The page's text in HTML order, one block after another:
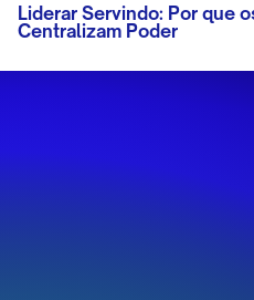
Liderar Servindo: Por que
Centralizam Poder